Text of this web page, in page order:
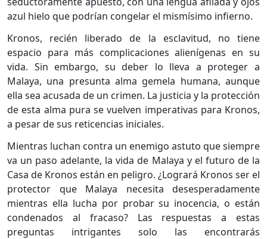
azul hielo que podrían congelar el mismísimo infierno.
Kronos, recién liberado de la esclavitud, no tiene
espacio para más complicaciones alienígenas en su
vida. Sin embargo, su deber lo lleva a proteger a
Malaya, una presunta alma gemela humana, aunque
ella sea acusada de un crimen. La justicia y la protección
de esta alma pura se vuelven imperativas para Kronos,
a pesar de sus reticencias iniciales.
Mientras luchan contra un enemigo astuto que siempre
va un paso adelante, la vida de Malaya y el futuro de la
Casa de Kronos están en peligro. ¿Logrará Kronos ser el
protector que Malaya necesita desesperadamente
mientras ella lucha por probar su inocencia, o están
condenados al fracaso? Las respuestas a estas
preguntas intrigantes solo las encontrarás